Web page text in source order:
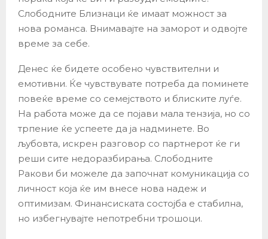
Слободните Близнаци ќе имаат можност за
нова романса. Внимавајте на заморот и одвојте
време за себе.
Денес ќе бидете особено чувствителни и
емотивни. Ќе чувствувате потреба да поминете
повеќе време со семејството и блиските луѓе.
На работа може да се појави мала тензија, но со
трпение ќе успеете да ја надминете. Во
љубовта, искрен разговор со партнерот ќе ги
реши сите недоразбирања. Слободните
Ракови би можеле да започнат комуникација со
личност која ќе им внесе нова надеж и
оптимизам. Финансиската состојба е стабилна,
но избегнувајте непотребни трошоци.